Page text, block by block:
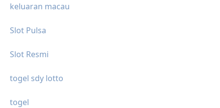
keluaran macau
Slot Pulsa
Slot Resmi
togel sdy lotto
togel